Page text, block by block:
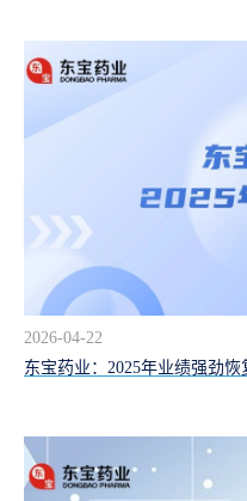
2026-04-22
东宝药业：2025年业绩强劲